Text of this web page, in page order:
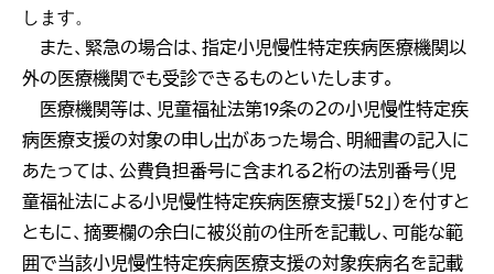
します。
また、 緊急の場合は、指定小児慢性特定疾病医療機関以
外の医療機関でも受診できるものといたします。
医療機関等は、児童福祉法第19条の２の小児慢性特定疾
病医療支援の対象の申し出があった場合、明細書の記入に
あたっては、公費負担番号に含まれる２桁の法別番号（児
童福祉法による小児慢性特定疾病医療支援「52」）を付すと
ともに、摘要欄の余白に被災前の住所を記載し、可能な範
囲で当該小児慢性特定疾病医療支援の対象疾病名を記載